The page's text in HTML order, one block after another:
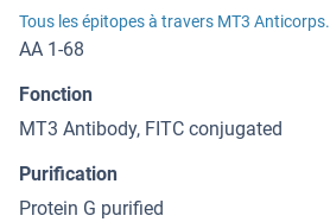
Tous les épitopes à travers MT3 Anticorps.
AA 1-68
Fonction
MT3 Antibody, FITC conjugated
Purification
Protein G purified